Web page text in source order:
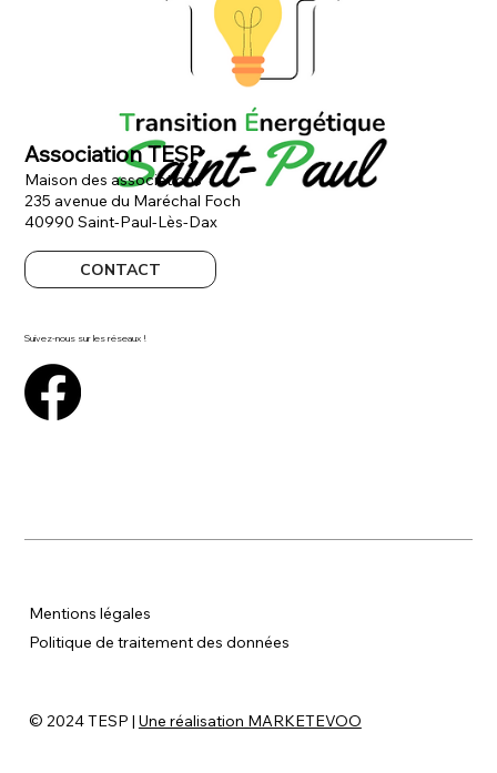
Association TESP
Maison des associations
235 avenue du Maréchal Foch
40990 Saint-Paul-Lès-Dax
CONTACT
Suivez-nous sur les réseaux !
Mentions légales
Politique de traitement des données
© 2024 TESP | Une réalisation MARKETEVOO